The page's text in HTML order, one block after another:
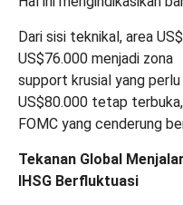
Dari sisi teknikal, area
US$76.000 menjadi zona
support krusial yang
US$80.000 tetap
FOMC yang cenderung
Tekanan Global
IHSG Berfluktuasi